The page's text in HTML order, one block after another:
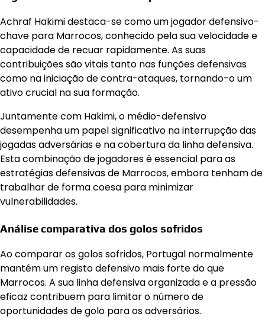
Achraf Hakimi destaca-se como um jogador defensivo-
chave para Marrocos, conhecido pela sua velocidade e
capacidade de recuar rapidamente. As suas
contribuições são vitais tanto nas funções defensivas
como na iniciação de contra-ataques, tornando-o um
ativo crucial na sua formação.
Juntamente com Hakimi, o médio-defensivo
desempenha um papel significativo na interrupção das
jogadas adversárias e na cobertura da linha defensiva.
Esta combinação de jogadores é essencial para as
estratégias defensivas de Marrocos, embora tenham de
trabalhar de forma coesa para minimizar
vulnerabilidades.
Análise comparativa dos golos sofridos
Ao comparar os golos sofridos, Portugal normalmente
mantém um registo defensivo mais forte do que
Marrocos. A sua linha defensiva organizada e a pressão
eficaz contribuem para limitar o número de
oportunidades de golo para os adversários.